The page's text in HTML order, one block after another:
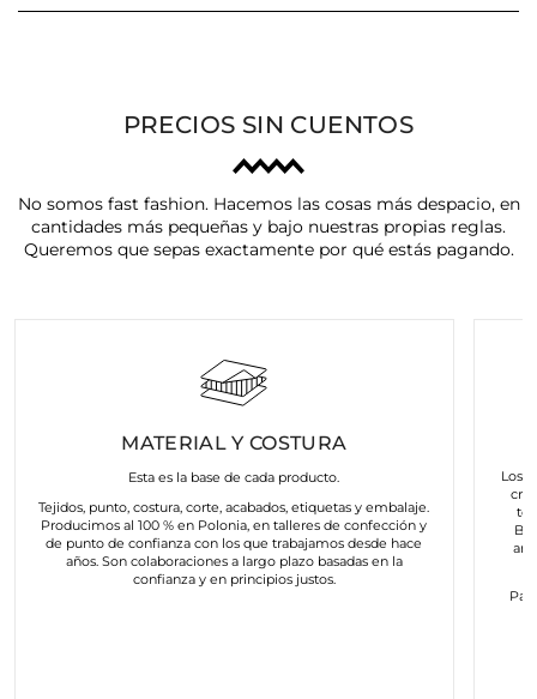
PRECIOS SIN CUENTOS
No somos fast fashion. Hacemos las cosas más despacio, en
cantidades más pequeñas y bajo nuestras propias reglas.
Queremos que sepas exactamente por qué estás pagando.
MATERIAL Y COSTURA
Esta es la base de cada producto.
Tejidos, punto, costura, corte, acabados, etiquetas y embalaje.
Producimos al 100 % en Polonia, en talleres de confección y
de punto de confianza con los que trabajamos desde hace
años. Son colaboraciones a largo plazo basadas en la
confianza y en principios justos.
Los